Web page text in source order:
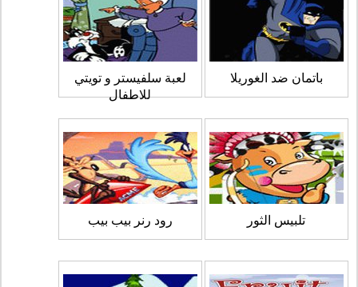
باتمان ضد الغوريلا
لعبة سلفيستر و تويتي
للاطفال
تلبيس الثور رود رنر بيب بيب